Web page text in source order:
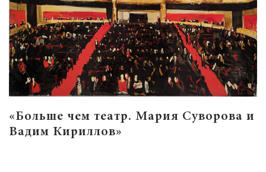
«Больше чем театр. Мария Суворова и
Вадим Кириллов»